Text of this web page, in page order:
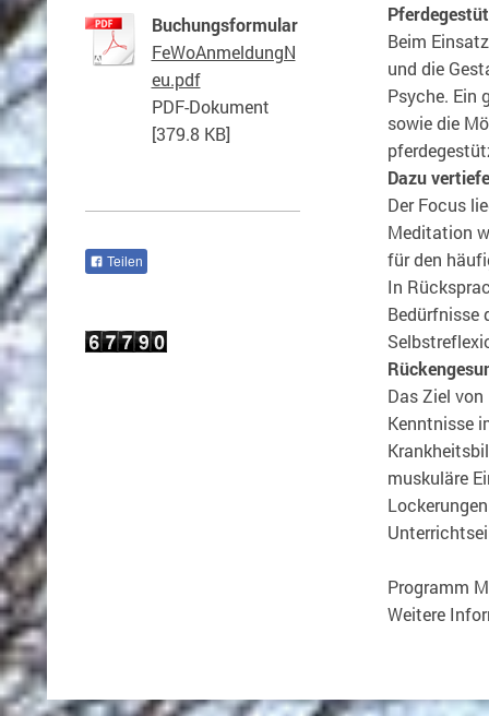
Beim
und die
Psyche. Ein
sowie die
Dazu
Der Focus
Meditation
für den
In
Bedürfnisse
Das Ziel
Kenntnisse
muskuläre
Programm
Weitere
Buchungsformular
FeWoAnmeldungN
eu.pdf
PDF-Dokument
[379.8 KB]
Teilen